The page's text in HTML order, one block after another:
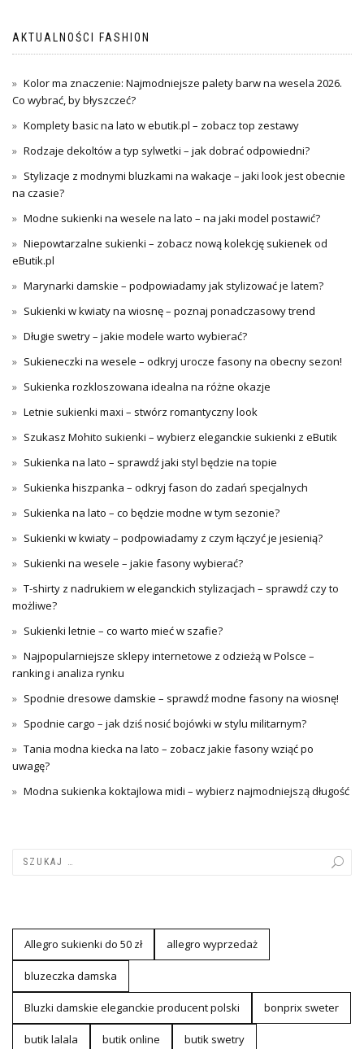
AKTUALNOŚCI FASHION
Kolor ma znaczenie: Najmodniejsze palety barw na wesela 2026.
Co wybrać, by błyszczeć?
Komplety basic na lato w ebutik.pl – zobacz top zestawy
Rodzaje dekoltów a typ sylwetki – jak dobrać odpowiedni?
Stylizacje z modnymi bluzkami na wakacje – jaki look jest obecnie
na czasie?
Modne sukienki na wesele na lato – na jaki model postawić?
Niepowtarzalne sukienki – zobacz nową kolekcję sukienek od
eButik.pl
Marynarki damskie – podpowiadamy jak stylizować je latem?
Sukienki w kwiaty na wiosnę – poznaj ponadczasowy trend
Długie swetry – jakie modele warto wybierać?
Sukieneczki na wesele – odkryj urocze fasony na obecny sezon!
Sukienka rozkloszowana idealna na różne okazje
Letnie sukienki maxi – stwórz romantyczny look
Szukasz Mohito sukienki – wybierz eleganckie sukienki z eButik
Sukienka na lato – sprawdź jaki styl będzie na topie
Sukienka hiszpanka – odkryj fason do zadań specjalnych
Sukienka na lato – co będzie modne w tym sezonie?
Sukienki w kwiaty – podpowiadamy z czym łączyć je jesienią?
Sukienki na wesele – jakie fasony wybierać?
T-shirty z nadrukiem w eleganckich stylizacjach – sprawdź czy to
możliwe?
Sukienki letnie – co warto mieć w szafie?
Najpopularniejsze sklepy internetowe z odzieżą w Polsce –
ranking i analiza rynku
Spodnie dresowe damskie – sprawdź modne fasony na wiosnę!
Spodnie cargo – jak dziś nosić bojówki w stylu militarnym?
Tania modna kiecka na lato – zobacz jakie fasony wziąć po
uwagę?
Modna sukienka koktajlowa midi – wybierz najmodniejszą długość
Allegro sukienki do 50 zł allegro wyprzedaż
bluzeczka damska
Bluzki damskie eleganckie producent polski bonprix sweter
butik lalala butik online butik swetry